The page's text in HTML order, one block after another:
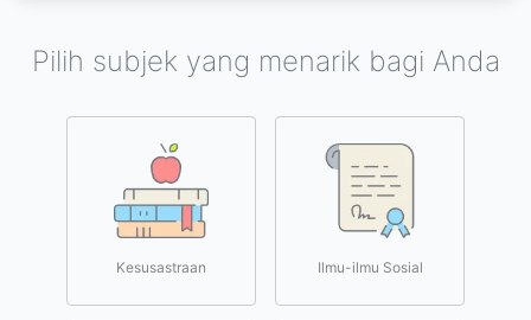
Pilih subjek yang menarik bagi Anda
Kesusastraan Ilmu-ilmu Sosial